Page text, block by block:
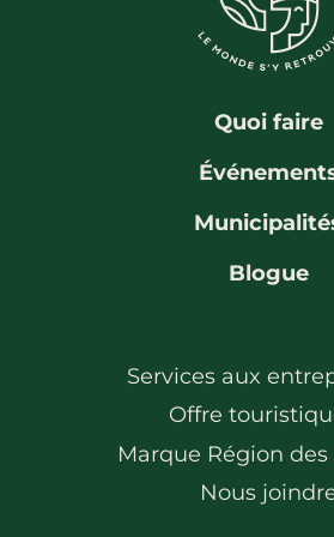
Bénévolat
Communauté
Travailleurs
Coups de
Pédalez!
Blogue
Quoi faire
Blogue
Services aux
Offre
Marque Région des
Nous